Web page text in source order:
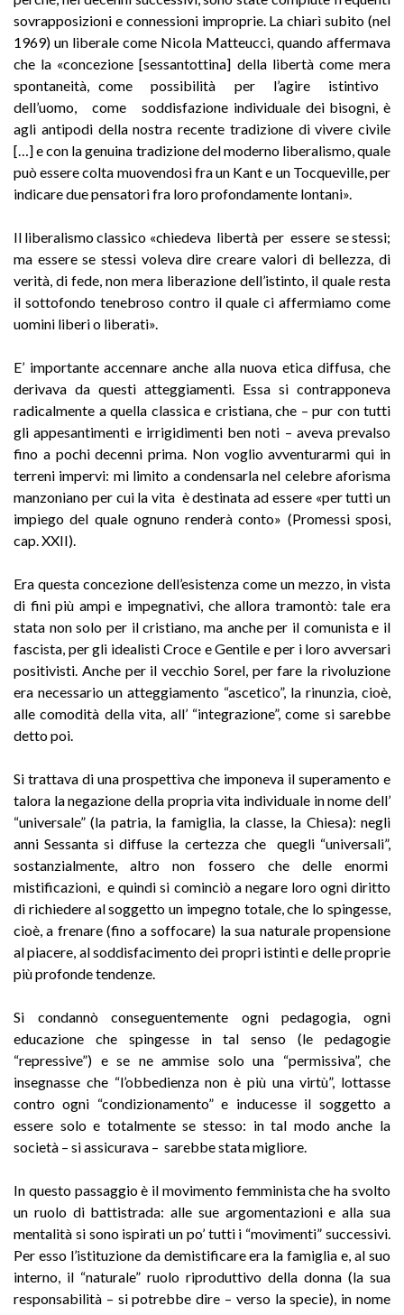
sovrapposizioni e connessioni improprie. La chiarì subito (nel
1969) un liberale come Nicola Matteucci, quando affermava
che la «concezione [sessantottina] della libertà come mera
spontaneità, come possibilità per l’agire istintivo
dell’uomo, come soddisfazione individuale dei bisogni, è
agli antipodi della nostra recente tradizione di vivere civile
[…] e con la genuina tradizione del moderno liberalismo, quale
può essere colta muovendosi fra un Kant e un Tocqueville, per
indicare due pensatori fra loro profondamente lontani».
Il liberalismo classico «chiedeva libertà per essere se stessi;
ma essere se stessi voleva dire creare valori di bellezza, di
verità, di fede, non mera liberazione dell’istinto, il quale resta
il sottofondo tenebroso contro il quale ci affermiamo come
uomini liberi o liberati».
E’ importante accennare anche alla nuova etica diffusa, che
derivava da questi atteggiamenti. Essa si contrapponeva
radicalmente a quella classica e cristiana, che – pur con tutti
gli appesantimenti e irrigidimenti ben noti – aveva prevalso
fino a pochi decenni prima. Non voglio avventurarmi qui in
terreni impervi: mi limito a condensarla nel celebre aforisma
manzoniano per cui la vita è destinata ad essere «per tutti un
impiego del quale ognuno renderà conto» (Promessi sposi,
cap. XXII).
Era questa concezione dell’esistenza come un mezzo, in vista
di fini più ampi e impegnativi, che allora tramontò: tale era
stata non solo per il cristiano, ma anche per il comunista e il
fascista, per gli idealisti Croce e Gentile e per i loro avversari
positivisti. Anche per il vecchio Sorel, per fare la rivoluzione
era necessario un atteggiamento “ascetico”, la rinunzia, cioè,
alle comodità della vita, all’ “integrazione”, come si sarebbe
detto poi.
Si trattava di una prospettiva che imponeva il superamento e
talora la negazione della propria vita individuale in nome dell’
“universale” (la patria, la famiglia, la classe, la Chiesa): negli
anni Sessanta si diffuse la certezza che quegli “universali”,
sostanzialmente, altro non fossero che delle enormi
mistificazioni, e quindi si cominciò a negare loro ogni diritto
di richiedere al soggetto un impegno totale, che lo spingesse,
cioè, a frenare (fino a soffocare) la sua naturale propensione
al piacere, al soddisfacimento dei propri istinti e delle proprie
più profonde tendenze.
Si condannò conseguentemente ogni pedagogia, ogni
educazione che spingesse in tal senso (le pedagogie
“repressive”) e se ne ammise solo una “permissiva”, che
insegnasse che “l’obbedienza non è più una virtù”, lottasse
contro ogni “condizionamento” e inducesse il soggetto a
essere solo e totalmente se stesso: in tal modo anche la
società – si assicurava – sarebbe stata migliore.
In questo passaggio è il movimento femminista che ha svolto
un ruolo di battistrada: alle sue argomentazioni e alla sua
mentalità si sono ispirati un po’ tutti i “movimenti” successivi.
Per esso l’istituzione da demistificare era la famiglia e, al suo
interno, il “naturale” ruolo riproduttivo della donna (la sua
responsabilità – si potrebbe dire – verso la specie), in nome